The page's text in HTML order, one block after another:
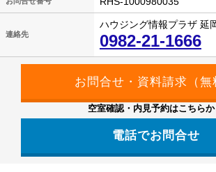
連絡先
ハウジング情報プラザ 延
0982-21-1666
空室確認・内見予約はこちらか
電話でお問合せ